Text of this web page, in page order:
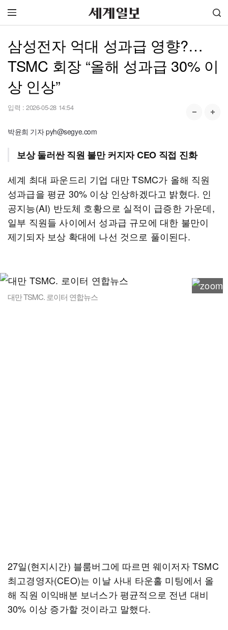
삼성전자 억대 성과급 영향?…
TSMC 회장 “올해 성과급 30% 이
상 인상”
입력 : 2026-05-28 14:54
박윤희 기자 pyh@segye.com
보상 둘러싼 직원 불만 커지자 CEO 직접 진화
세계 최대 파운드리 기업 대만 TSMC가 올해 직원
성과급을 평균 30% 이상 인상하겠다고 밝혔다. 인
공지능(AI) 반도체 호황으로 실적이 급증한 가운데,
일부 직원들 사이에서 성과급 규모에 대한 불만이
제기되자 보상 확대에 나선 것으로 풀이된다.
대만 TSMC. 로이터 연합뉴스
27일(현지시간) 블룸버그에 따르면 웨이저자 TSMC
최고경영자(CEO)는 이날 사내 타운홀 미팅에서 올
해 직원 이익배분 보너스가 평균적으로 전년 대비
30% 이상 증가할 것이라고 말했다.